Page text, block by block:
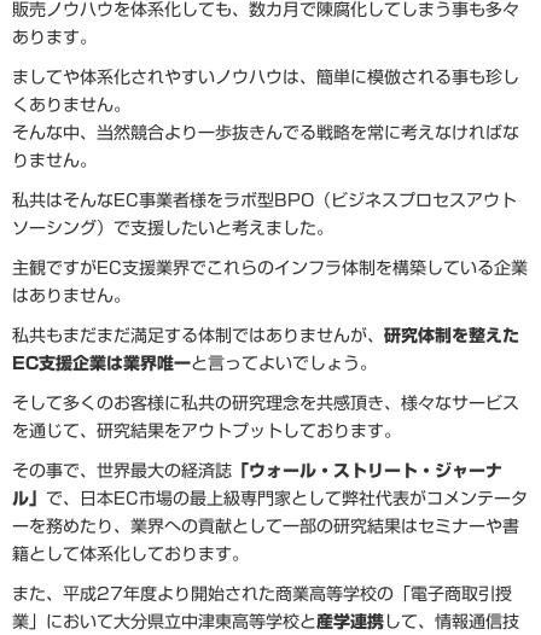
販売ノウハウを体系化しても、数カ月で陳腐化してしまう事も多々
あります。
ましてや体系化されやすいノウハウは、簡単に模倣される事も珍し
くありません。
そんな中、当然競合より一歩抜きんでる戦略を常に考えなければな
りません。
私共はそんなEC事業者様をラボ型BPO（ビジネスプロセスアウト
ソーシング）で支援したいと考えました。
主観ですがEC支援業界でこれらのインフラ体制を構築している企業
はありません。
私共もまだまだ満足する体制ではありませんが、 研究体制を整えた
EC支援企業は業界唯一と言ってよいでしょう。
そして多くのお客様に私共の研究理念を共感頂き、様々なサービス
を通じて、研究結果をアウトプットしております。
その事で、世界最大の経済誌 「ウォール・ストリート・ジャーナ
ル」 で、日本EC市場の最上級専門家として弊社代表がコメンテータ
ーを務めたり、業界への貢献として一部の研究結果はセミナーや書
籍として体系化しております。
また、平成27年度より開始された商業高等学校の「電子商取引授
業」において大分県立中津東高等学校と産学連携して、情報通信技